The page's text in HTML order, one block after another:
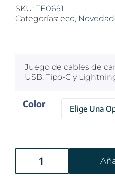
SKU: TE0661
Categorías: eco,
Juego de cables de
USB, Tipo-C y
Color